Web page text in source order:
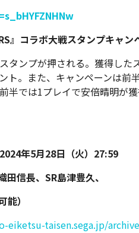
』コラボ大戦スタンプキャン
タンプが押される。獲得した
ト。また、キャンペーンは前
半では1プレイで安倍晴明が
年5月28日（火）27:59
信長、SR島津豊久、
）
eiketsu-taisen.sega.jp/